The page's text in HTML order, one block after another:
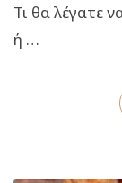
Τι θα λέγατε
ή …